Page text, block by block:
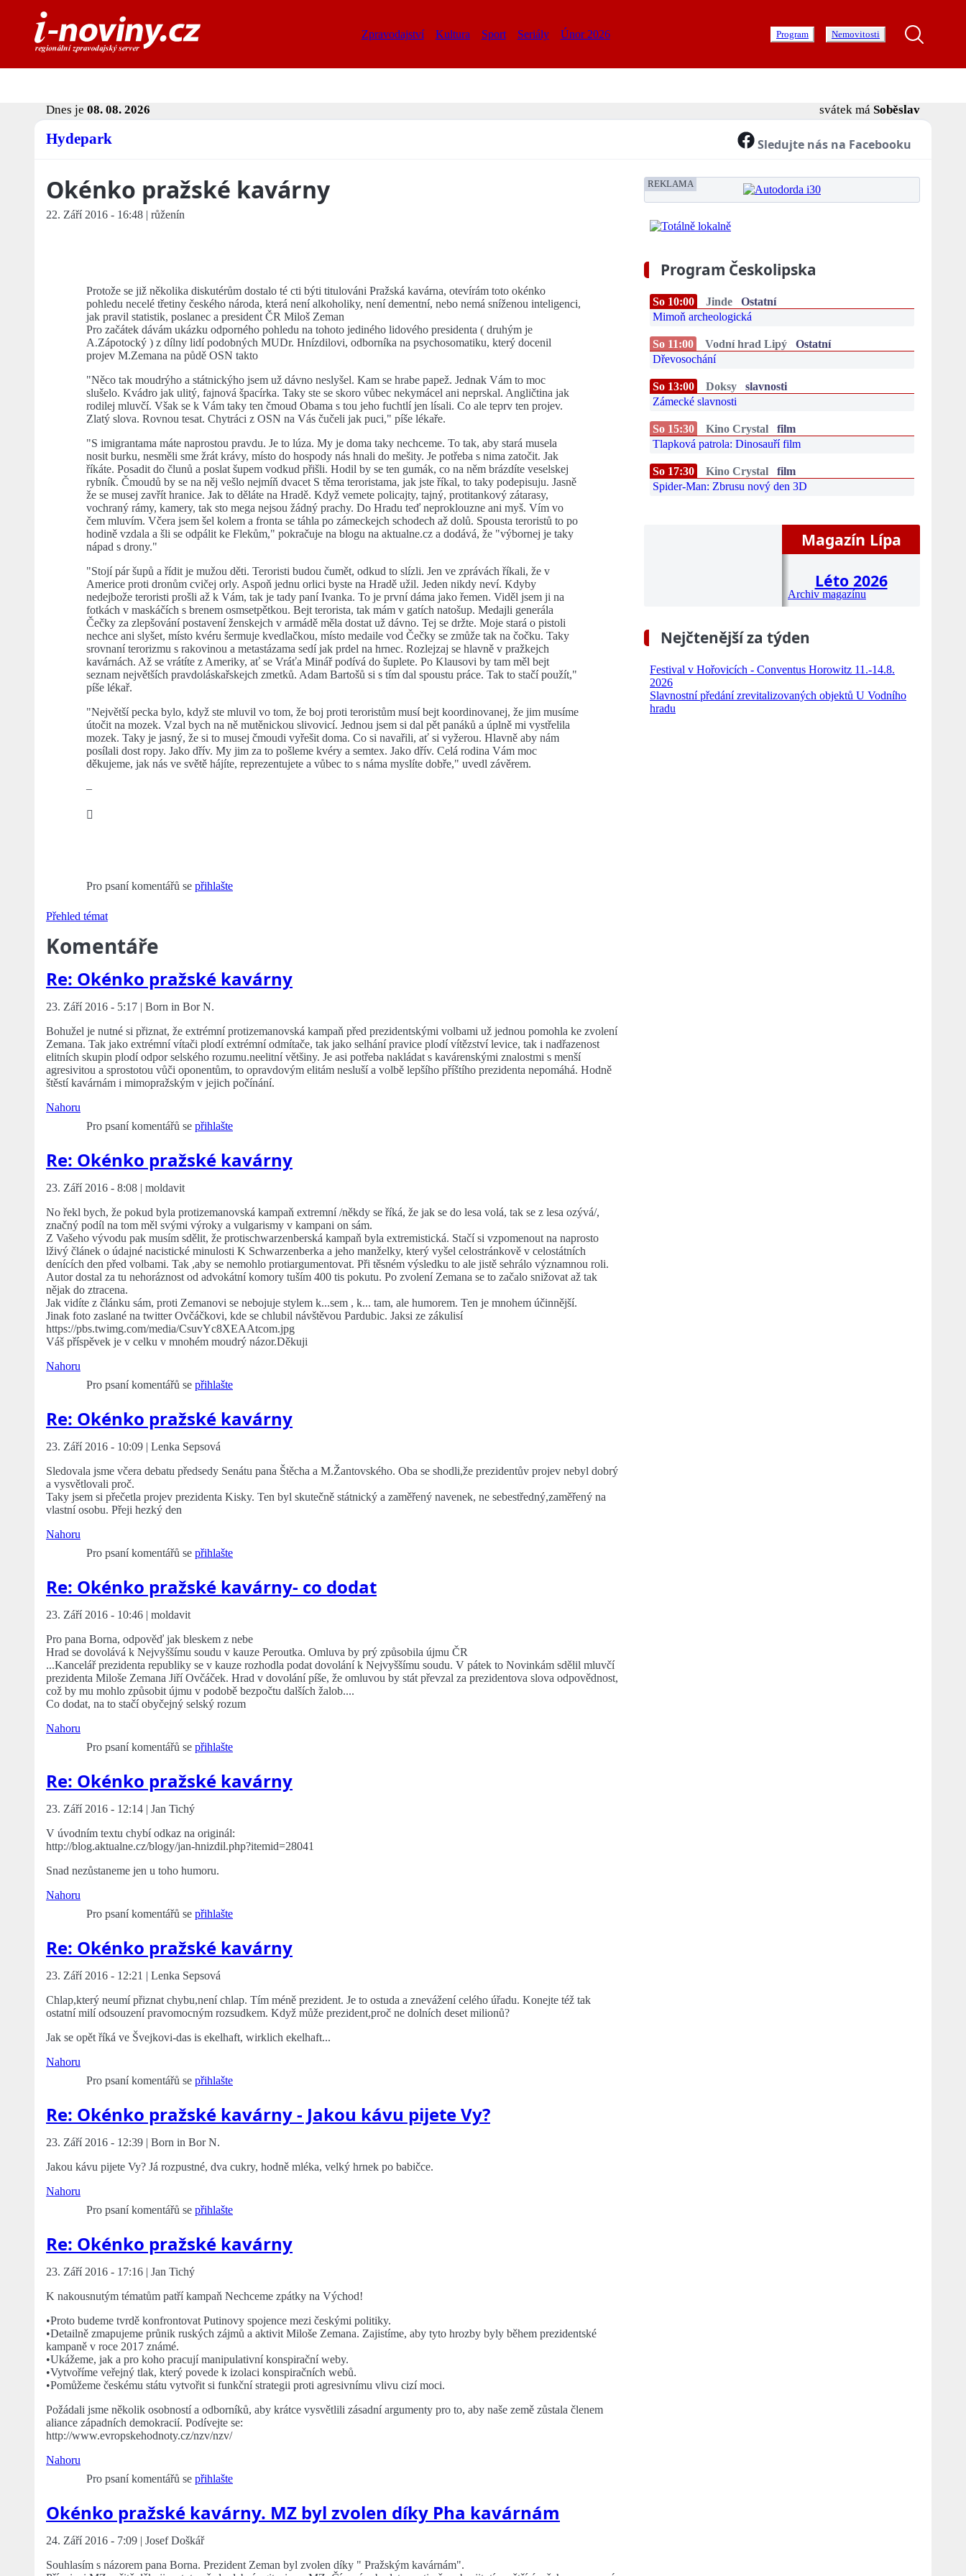
Zpravodajství Kultura Sport Seriály Únor 2026 Program Nemovitosti
Dnes je 08. 08. 2026 svátek má Soběslav
Hydepark Sledujte nás na Facebooku
Okénko pražské kavárny
22. Září 2016 - 16:48 | růženín
Protože se již několika diskutérům dostalo té cti býti titulováni Pražská kavárna, otevírám toto okénko
pohledu necelé třetiny českého národa, která není alkoholiky, není dementní, nebo nemá sníženou inteligenci,
jak pravil statistik, poslanec a president ČR Miloš Zeman
Pro začátek dávám ukázku odporného pohledu na tohoto jediného lidového presidenta ( druhým je
A.Zápotocký ) z dílny lidí podobných MUDr. Hnízdilovi, odborníka na psychosomatiku, který docenil
projev M.Zemana na půdě OSN takto
"Něco tak moudrýho a státnickýho jsem už dávno neslyšel. Kam se hrabe papež. Jednak Vám to moc
slušelo. Kvádro jak ulitý, fajnová špacírka. Taky ste se skoro vůbec nekymácel ani neprskal. Angličtina jak
rodilej mluvčí. Však se k Vám taky ten čmoud Obama s tou jeho fuchtlí jen lísali. Co ale teprv ten projev.
Zlatý slova. Rovnou tesat. Chytráci z OSN na Vás čučeli jak puci," píše lékaře.
"S imigrantama máte naprostou pravdu. Je to lúza. My je doma taky nechceme. To tak, aby stará musela
nosit burku, nesměli sme žrát krávy, místo do hospody nás hnali do mešity. Je potřeba s nima zatočit. Jak
říkáte. Posadit do člunů a poslat šupem vodkud přišli. Hodil by se ten gumák, co na něm brázdíte veselskej
rybník. Čmoudů by se na něj vešlo nejmíň dvacet S těma teroristama, jak jste říkal, to taky podepisuju. Jasně
že se musej zavřít hranice. Jak to děláte na Hradě. Když vemete policajty, tajný, protitankový zátarasy,
vochraný rámy, kamery, tak sto mega nejsou žádný prachy. Do Hradu teď neproklouzne ani myš. Vím vo
čem mluvím. Včera jsem šel kolem a fronta se táhla po zámeckejch schodech až dolů. Spousta teroristů to po
hodině vzdala a šli se odpálit ke Flekům," pokračuje na blogu na aktualne.cz a dodává, že "výbornej je taky
nápad s drony."
"Stojí pár šupů a řídit je mužou děti. Teroristi budou čumět, odkud to slízli. Jen ve zprávách říkali, že v
Americe proti dronům cvičej orly. Aspoň jednu orlici byste na Hradě užil. Jeden nikdy neví. Kdyby
nedejbože teroristi prošli až k Vám, tak je tady paní Ivanka. To je první dáma jako řemen. Viděl jsem ji na
fotkách v maskáčích s brenem osmsetpětkou. Bejt terorista, tak mám v gatích natošup. Medajli generála
Čečky za zlepšování postavení ženskejch v armádě měla dostat už dávno. Tej se držte. Moje stará o pistoli
nechce ani slyšet, místo kvéru šermuje kvedlačkou, místo medaile vod Čečky se zmůže tak na čočku. Taky
srovnaní terorizmu s rakovinou a metastázama sedí jak prdel na hrnec. Rozlejzaj se hlavně v pražkejch
kavárnách. Až se vrátíte z Ameriky, ať se Vráťa Minář podívá do šuplete. Po Klausovi by tam měl bejt
seznam největších pravdoláskařskejch zmetků. Adam Bartošů si s tím dal spoustu práce. Tak to stačí použít,"
píše lékař.
"Největší pecka bylo, když ste mluvil vo tom, že boj proti teroristům musí bejt koordinovanej, že jim musíme
útočit na mozek. Vzal bych na ně mutěnickou slivovicí. Jednou jsem si dal pět panáků a úplně mi vystřelila
mozek. Taky je jasný, že si to musej čmoudi vyřešit doma. Co si navařili, ať si vyžerou. Hlavně aby nám
posílali dost ropy. Jako dřív. My jim za to pošleme kvéry a semtex. Jako dřív. Celá rodina Vám moc
děkujeme, jak nás ve světě hájíte, reprezentujete a vůbec to s náma myslíte dobře," uvedl závěrem.
–

Pro psaní komentářů se přihlašte
Přehled témat
Komentáře
Re: Okénko pražské kavárny
23. Září 2016 - 5:17 | Born in Bor N.
Bohužel je nutné si přiznat, že extrémní protizemanovská kampaň před prezidentskými volbami už jednou pomohla ke zvolení
Zemana. Tak jako extrémní vítači plodí extrémní odmítače, tak jako selhání pravice plodí vítězství levice, tak i nadřazenost
elitních skupin plodí odpor selského rozumu.neelitní většiny. Je asi potřeba nakládat s kavárenskými znalostmi s menší
agresivitou a sprostotou vůči oponentům, to opravdovým elitám nesluší a volbě lepšího příštího prezidenta nepomáhá. Hodně
štěstí kavárnám i mimopražským v jejich počínání.
Nahoru
Pro psaní komentářů se přihlašte
Re: Okénko pražské kavárny
23. Září 2016 - 8:08 | moldavit
No řekl bych, že pokud byla protizemanovská kampaň extremní /někdy se říká, že jak se do lesa volá, tak se z lesa ozývá/,
značný podíl na tom měl svými výroky a vulgarismy v kampani on sám.
Z Vašeho vývodu pak musím sdělit, že protischwarzenberská kampaň byla extremistická. Stačí si vzpomenout na naprosto
lživý článek o údajné nacistické minulosti K Schwarzenberka a jeho manželky, který vyšel celostránkově v celostátních
denících den před volbami. Tak ,aby se nemohlo protiargumentovat. Při těsném výsledku to ale jistě sehrálo významnou roli.
Autor dostal za tu nehoráznost od advokátní komory tuším 400 tis pokutu. Po zvolení Zemana se to začalo snižovat až tak
nějak do ztracena.
Jak vidíte z článku sám, proti Zemanovi se nebojuje stylem k...sem , k... tam, ale humorem. Ten je mnohem účinnější.
Jinak foto zaslané na twitter Ovčáčkovi, kde se chlubil návštěvou Pardubic. Jaksi ze zákulisí
https://pbs.twimg.com/media/CsuvYc8XEAAtcom.jpg
Váš příspěvek je v celku v mnohém moudrý názor.Děkuji
Nahoru
Pro psaní komentářů se přihlašte
Re: Okénko pražské kavárny
23. Září 2016 - 10:09 | Lenka Sepsová
Sledovala jsme včera debatu předsedy Senátu pana Štěcha a M.Žantovského. Oba se shodli,že prezidentův projev nebyl dobrý
a vysvětlovali proč.
Taky jsem si přečetla projev prezidenta Kisky. Ten byl skutečně státnický a zaměřený navenek, ne sebestředný,zaměřený na
vlastní osobu. Přeji hezký den
Nahoru
Pro psaní komentářů se přihlašte
Re: Okénko pražské kavárny- co dodat
23. Září 2016 - 10:46 | moldavit
Pro pana Borna, odpověď jak bleskem z nebe
Hrad se dovolává k Nejvyššímu soudu v kauze Peroutka. Omluva by prý způsobila újmu ČR
...Kancelář prezidenta republiky se v kauze rozhodla podat dovolání k Nejvyššímu soudu. V pátek to Novinkám sdělil mluvčí
prezidenta Miloše Zemana Jiří Ovčáček. Hrad v dovolání píše, že omluvou by stát převzal za prezidentova slova odpovědnost,
což by mu mohlo způsobit újmu v podobě bezpočtu dalších žalob....
Co dodat, na to stačí obyčejný selský rozum
Nahoru
Pro psaní komentářů se přihlašte
Re: Okénko pražské kavárny
23. Září 2016 - 12:14 | Jan Tichý
V úvodním textu chybí odkaz na originál:
http://blog.aktualne.cz/blogy/jan-hnizdil.php?itemid=28041
Snad nezůstaneme jen u toho humoru.
Nahoru
Pro psaní komentářů se přihlašte
Re: Okénko pražské kavárny
23. Září 2016 - 12:21 | Lenka Sepsová
Chlap,který neumí přiznat chybu,není chlap. Tím méně prezident. Je to ostuda a znevážení celého úřadu. Konejte též tak
ostatní milí odsouzení pravomocným rozsudkem. Když může prezident,proč ne dolních deset milionů?
Jak se opět říká ve Švejkovi-das is ekelhaft, wirklich ekelhaft...
Nahoru
Pro psaní komentářů se přihlašte
Re: Okénko pražské kavárny - Jakou kávu pijete Vy?
23. Září 2016 - 12:39 | Born in Bor N.
Jakou kávu pijete Vy? Já rozpustné, dva cukry, hodně mléka, velký hrnek po babičce.
Nahoru
Pro psaní komentářů se přihlašte
Re: Okénko pražské kavárny
23. Září 2016 - 17:16 | Jan Tichý
K nakousnutým tématům patří kampaň Nechceme zpátky na Východ!
•Proto budeme tvrdě konfrontovat Putinovy spojence mezi českými politiky.
•Detailně zmapujeme průnik ruských zájmů a aktivit Miloše Zemana. Zajistíme, aby tyto hrozby byly během prezidentské
kampaně v roce 2017 známé.
•Ukážeme, jak a pro koho pracují manipulativní konspirační weby.
•Vytvoříme veřejný tlak, který povede k izolaci konspiračních webů.
•Pomůžeme českému státu vytvořit si funkční strategii proti agresivnímu vlivu cizí moci.
Požádali jsme několik osobností a odborníků, aby krátce vysvětlili zásadní argumenty pro to, aby naše země zůstala členem
aliance západních demokracií. Podívejte se:
http://www.evropskehodnoty.cz/nzv/nzv/
Nahoru
Pro psaní komentářů se přihlašte
Okénko pražské kavárny. MZ byl zvolen díky Pha kavárnám
24. Září 2016 - 7:09 | Josef Doškář
Souhlasím s názorem pana Borna. Prezident Zeman byl zvolen díky " Pražským kavárnám".
REKLAMA
Program Českolipska
So 10:00 Jinde
Ostatní
Mimoň archeologická
So 11:00 Vodní hrad Lipý
Ostatní
Dřevosochání
So 13:00 Doksy
slavnosti
Zámecké slavnosti
So 15:30 Kino Crystal
film
Tlapková patrola: Dinosauří film
So 17:30 Kino Crystal
film
Spider-Man: Zbrusu nový den 3D
Magazín Lípa
Léto 2026
Archiv magazínu
Nejčtenější za týden
Festival v Hořovicích - Conventus Horowitz 11.-14.8.
2026
Slavnostní předání zrevitalizovaných objektů U Vodního
hradu